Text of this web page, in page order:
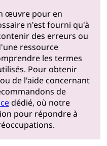
œuvre pour en
n'est fourni qu'à
des erreurs ou
ressource
les termes
Pour obtenir
de l'aide concernant
de
dédié, où notre
pour répondre à